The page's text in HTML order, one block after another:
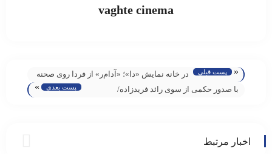
vaghte cinema
« پست قبلی
در خانه نمایش «دا»؛ «آدام‌ر» از فردا روی صحنه
می‌رود
با صدور حکمی از سوی رائد فریدزاده/
پست بعدی »
اخبار مرتبط